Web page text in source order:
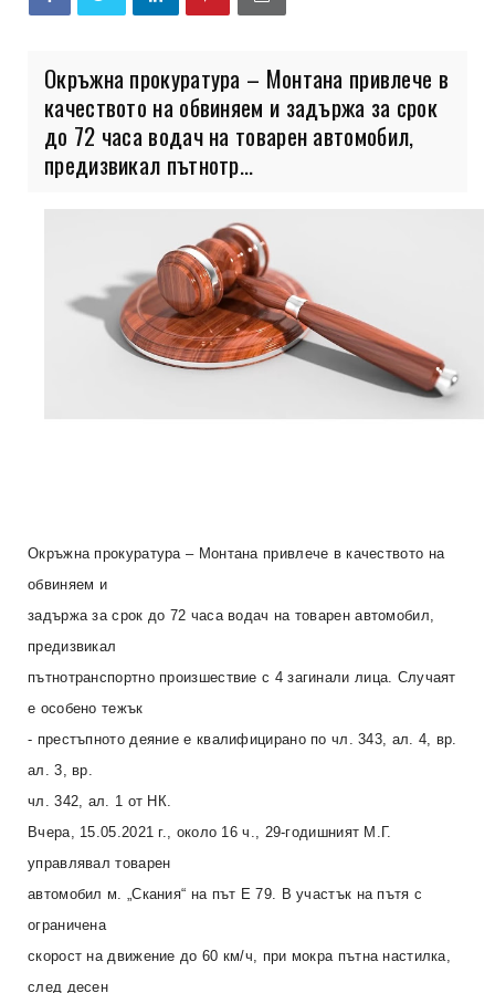
Окръжна прокуратура – Монтана привлече в
качеството на обвиняем и задържа за срок
до 72 часа водач на товарен автомобил,
предизвикал пътнотр...
Окръжна прокуратура – Монтана привлече в качеството на
обвиняем и
задържа за срок до 72 часа водач на товарен автомобил,
предизвикал
пътнотранспортно произшествие с 4 загинали лица. Случаят
е особено тежък
- престъпното деяние е квалифицирано по чл. 343, ал. 4, вр.
ал. 3, вр.
чл. 342, ал. 1 от НК.
Вчера, 15.05.2021 г., около 16 ч., 29-годишният М.Г.
управлявал товарен
автомобил м. „Скания“ на път Е 79. В участък на пътя с
ограничена
скорост на движение до 60 км/ч, при мокра пътна настилка,
след десен